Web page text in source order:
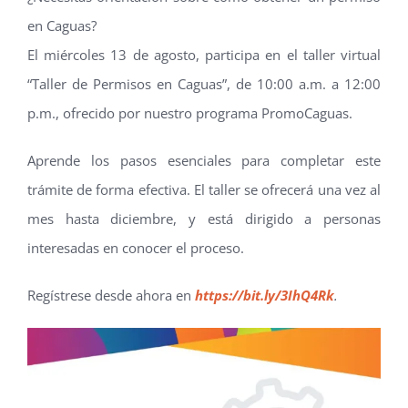
en Caguas?
El miércoles 13 de agosto, participa en el taller virtual
“Taller de Permisos en Caguas”, de 10:00 a.m. a 12:00
p.m., ofrecido por nuestro programa PromoCaguas.
Aprende los pasos esenciales para completar este
trámite de forma efectiva. El taller se ofrecerá una vez al
mes hasta diciembre, y está dirigido a personas
interesadas en conocer el proceso.
Regístrese desde ahora en https://bit.ly/3IhQ4Rk.